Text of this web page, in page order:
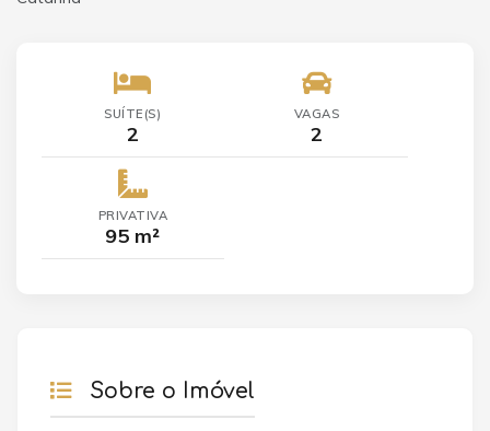
SUÍTE(S)
2
VAGAS
2
PRIVATIVA
95 m²
Sobre o Imóvel